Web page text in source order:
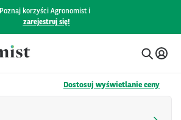
Poznaj korzyści Agronomist i
zarejestruj się!
Dostosuj wyświetlanie ceny